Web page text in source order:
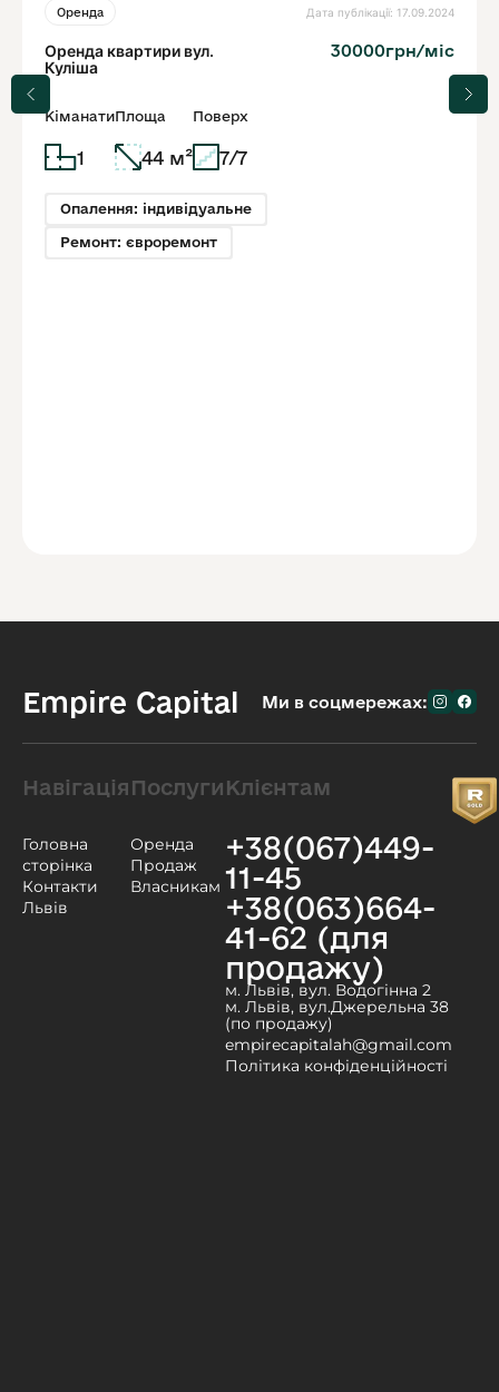
Оренда Дата публікації: 17.09.2024
Оренда квартири вул.
Куліша
30000грн/міс
Кіманати
1
Площа
44 м²
Поверх
7/7
Опалення: індивідуальне
Ремонт: євроремонт
Empire Capital Ми в соцмережах:
Навігація
Головна
сторінка
Контакти
Львів
Послуги
Оренда
Продаж
Власникам
Клієнтам
+38(067)449-
11-45
+38(063)664-
41-62 (для
продажу)
м. Львів, вул. Водогінна 2
м. Львів, вул.Джерельна 38
(по продажу)
empirecapitalah@gmail.com
Політика конфіденційності